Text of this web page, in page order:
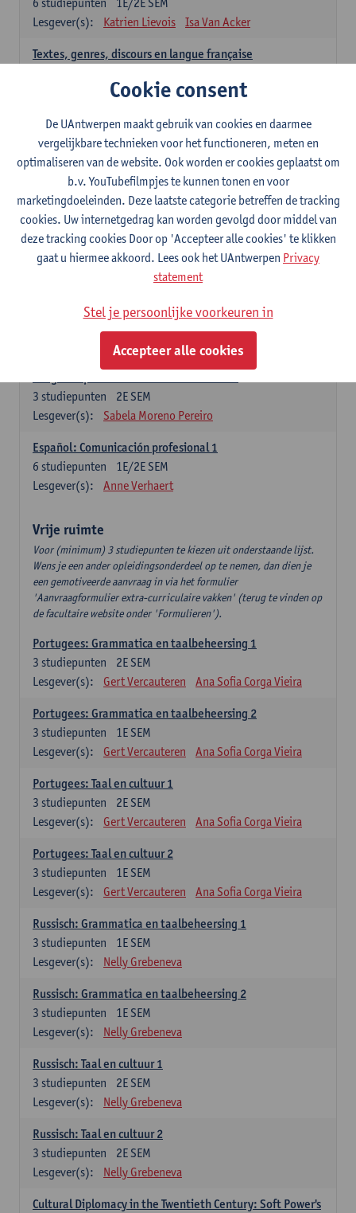
Lesgever(s):
Katrien Lievois Isa Van Acker
Textes, genres, discours en langue française
Kris Peeters
Spaans: verplichte opleidingsonderdelen
Gramática española 1
1E SEM
studiepunten
Lesgever(s):
Anne Verhaert
Gramática española 2
2E SEM
3studiepunten
Anne Verhaert
Lengua española: Destrezas básicas
Sabela Moreno Pereiro
2E SEM
3 studiepunten
Lesgever(s):
Sabela Moreno Pereiro
Español: Comunicación profesional 1
1E/2E SEM
6 studiepunten
Lesgever(s):
Anne Verhaert
Vrije ruimte
Voor (minimum) 3 studiepunten te kiezen uit onderstaande lijst.
Wens je een ander opleidingsonderdeel op te nemen, dan dien je
een gemotiveerde aanvraag in via het formulier
'Aanvraagformulier extra-curriculaire vakken' (terug te vinden op
de facultaire website onder 'Formulieren').
Portugees: Grammatica en taalbeheersing 1
2E SEM
3 studiepunten
Lesgever(s):
Gert Vercauteren Ana Sofia Corga Vieira
Portugees: Grammatica en taalbeheersing 2
1E SEM
3 studiepunten
Lesgever(s):
Gert Vercauteren Ana Sofia Corga Vieira
Portugees: Taal en cultuur 1
2E SEM
3 studiepunten
Lesgever(s):
Gert Vercauteren Ana Sofia Corga Vieira
Portugees: Taal en cultuur 2
1E SEM
3 studiepunten
Lesgever(s):
Gert Vercauteren Ana Sofia Corga Vieira
Russisch: Grammatica en taalbeheersing 1
1E SEM
3 studiepunten
Lesgever(s):
Nelly Grebeneva
Russisch: Grammatica en taalbeheersing 2
1E SEM
3 studiepunten
Lesgever(s):
Nelly Grebeneva
Russisch: Taal en cultuur 1
2E SEM
3 studiepunten
Lesgever(s):
Nelly Grebeneva
Russisch: Taal en cultuur 2
2E SEM
3 studiepunten
Lesgever(s):
Nelly Grebeneva
Cultural Diplomacy in the Twentieth Century: Soft Power's
Cookie consent
De UAntwerpen maakt gebruik van cookies en daarmee
vergelijkbare technieken voor het functioneren, meten en
optimaliseren van de website. Ook worden er cookies geplaatst om
b.v. YouTubefilmpjes te kunnen tonen en voor
marketingdoeleinden. Deze laatste categorie betreffen de tracking
cookies. Uw internetgedrag kan worden gevolgd door middel van
deze tracking cookies Door op 'Accepteer alle cookies' te klikken
gaat u hiermee akkoord. Lees ook het UAntwerpen Privacy
statement
Stel je persoonlijke voorkeuren in
Accepteer alle cookies